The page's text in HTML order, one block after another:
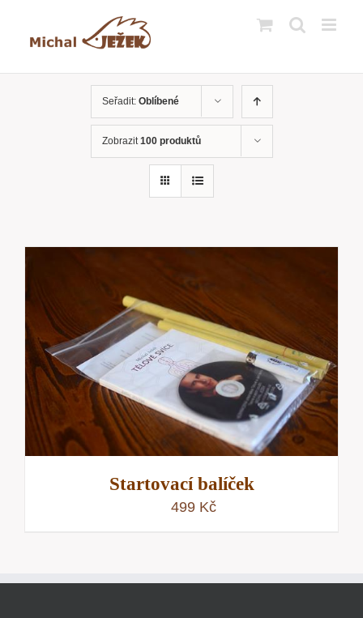
Seřadit: Oblíbené
Zobrazit100 produktů
Startovací balíček
499 Kč